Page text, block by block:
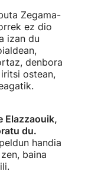
Zegama-
ez dio
izan du
denbora
ostean,
Elazzaouik,
du.
handia
baina